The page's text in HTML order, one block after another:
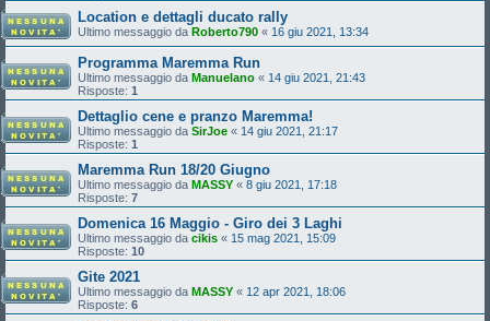
Location e dettagli ducato rally
Ultimo messaggio da Roberto790 « 16 giu 2021, 13:34
Programma Maremma Run
Ultimo messaggio da Manuelano « 14 giu 2021, 21:43
Risposte: 1
Dettaglio cene e pranzo Maremma!
Ultimo messaggio da SirJoe « 14 giu 2021, 21:17
Risposte: 1
Maremma Run 18/20 Giugno
Ultimo messaggio da MASSY « 8 giu 2021, 17:18
Risposte: 7
Domenica 16 Maggio - Giro dei 3 Laghi
Ultimo messaggio da cikis « 15 mag 2021, 15:09
Risposte: 10
Gite 2021
Ultimo messaggio da MASSY « 12 apr 2021, 18:06
Risposte: 6